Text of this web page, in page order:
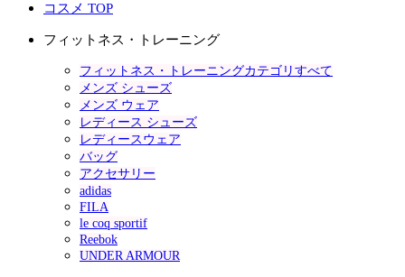
コスメ TOP
フィットネス・トレーニング
フィットネス・トレーニングカテゴリすべて
メンズ シューズ
メンズ ウェア
レディース シューズ
レディースウェア
バッグ
アクセサリー
adidas
FILA
le coq sportif
Reebok
UNDER ARMOUR